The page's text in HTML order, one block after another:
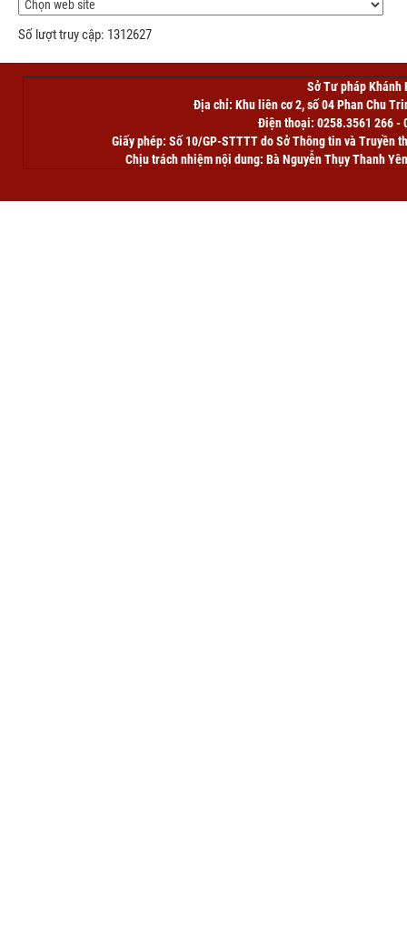
Số lượt truy cập: 1312627
Sở Tư pháp Khánh
Địa chỉ: Khu liên cơ 2, số 04 Phan Chu
Điện thoại: 0258.3561 266 -
Giấy phép: Số 10/GP-STTTT do Sở Thông tin và Truyền
Chịu trách nhiệm nội dung: Bà Nguyễn Thụy Thanh